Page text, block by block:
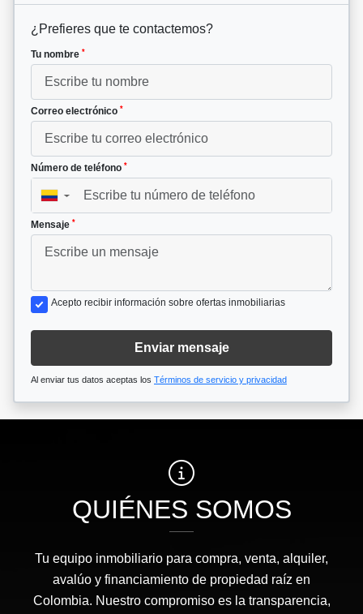
¿Prefieres que te contactemos?
Tu nombre *
Correo electrónico *
Número de teléfono *
▼
Mensaje *
Acepto recibir información sobre ofertas inmobiliarias
Enviar mensaje
Al enviar tus datos aceptas los Términos de servicio y privacidad
QUIÉNES SOMOS
Tu equipo inmobiliario para compra, venta, alquiler,
avalúo y financiamiento de propiedad raíz en
Colombia. Nuestro compromiso es la transparencia,